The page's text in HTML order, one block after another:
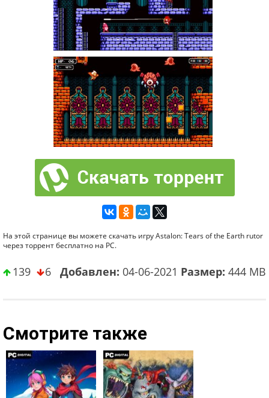
На этой странице вы можете скачать игру Astalon: Tears of the Earth rutor
через торрент бесплатно на PC.
139 6 Добавлен: 04-06-2021 Размер: 444 MB
Смотрите также